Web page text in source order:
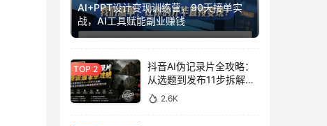
AI+PPT设计变现训练营，90天接单实
战，AI工具赋能副业赚钱
抖音AI伪记录片全攻略：
从选题到发布11步拆解，
零基础做出高流量真实感
内容
2.6K